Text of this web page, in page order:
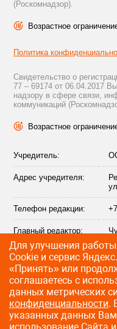
(Роскомнадзор).
Возрастное
Политика
Свидетельство о
77 – 69174 от 06.04.2017
надзору в сфере связи,
коммуникаций
Возрастное
Учредитель:
Адрес учредителя:
Телефон редакции:
Главный редактор:
Адрес электронной
почты редакции:
©2009—2026
Для улучшения
Сookie и сервис
«Принять» или
соглашаетесь с
данных метрических
конфиденциальности.
указанных данных